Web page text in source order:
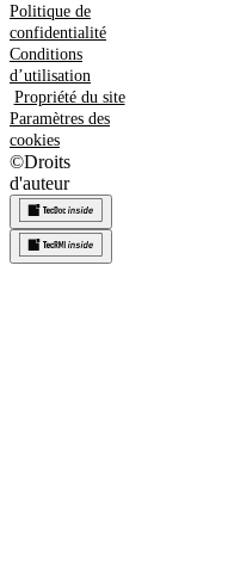
Politique de
confidentialité
Conditions
d’utilisation
Propriété du site
Paramètres des
cookies
©Droits
d'auteur